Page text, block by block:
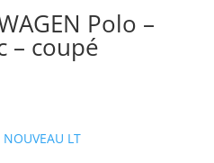
Polo –
– coupé